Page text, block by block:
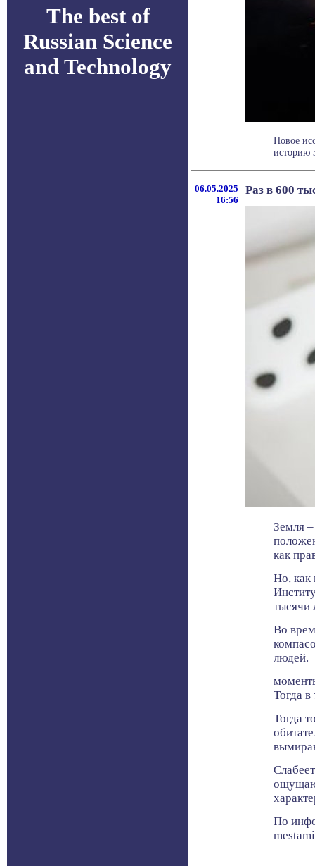
The best of
Russian Science
and Technology
Новое
историю
06.05.2025
16:56
Раз в 600
Земля
как
Но, как
тысячи
Во
людей.
Тогда
Тогда
По